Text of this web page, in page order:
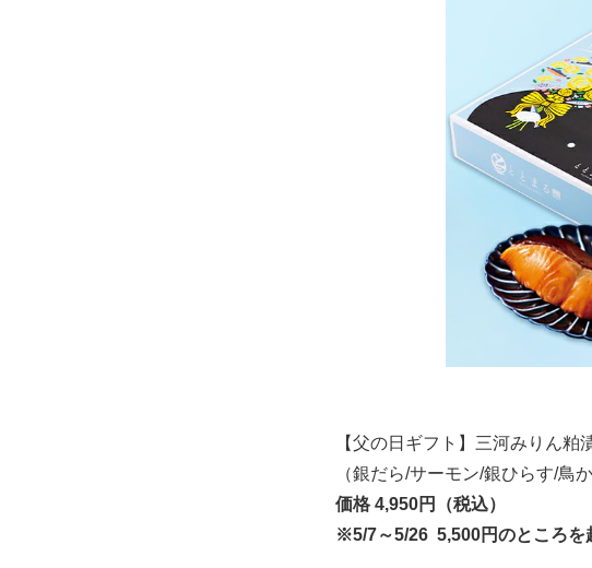
【父の日ギフト】三河みりん粕
（銀だら/サーモン/銀ひらす/鳥
価格 4,950円（税込）
※5/7～5/26 5,500円のところ